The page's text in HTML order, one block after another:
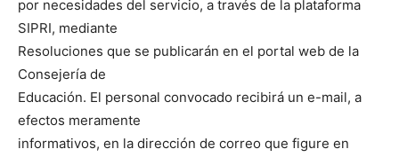
por necesidades del servicio, a través de la plataforma
SIPRI, mediante
Resoluciones que se publicarán en el portal web de la
Consejería de
Educación. El personal convocado recibirá un e-mail, a
efectos meramente
informativos, en la dirección de correo que figure en